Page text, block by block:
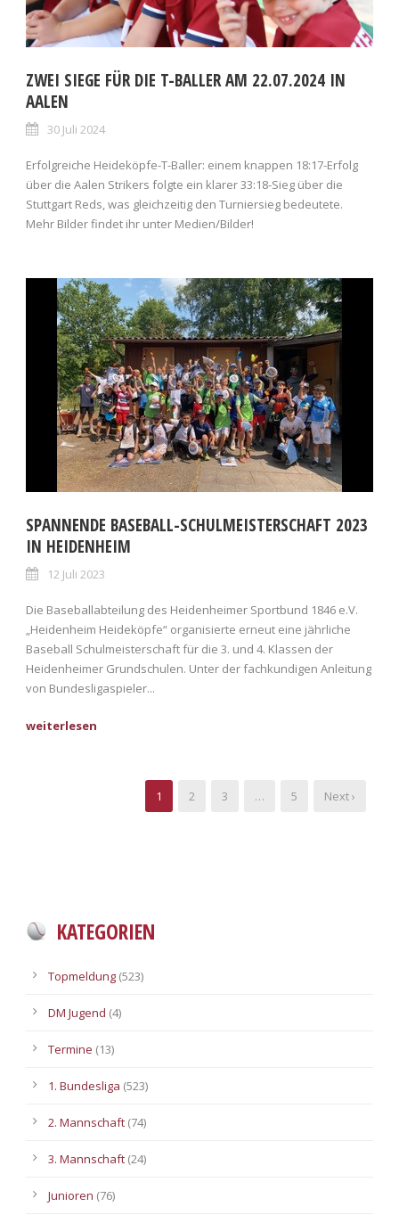
ZWEI SIEGE FÜR DIE T-BALLER AM 22.07.2024 IN
AALEN
30 Juli 2024
Erfolgreiche Heideköpfe-T-Baller: einem knappen 18:17-Erfolg
über die Aalen Strikers folgte ein klarer 33:18-Sieg über die
Stuttgart Reds, was gleichzeitig den Turniersieg bedeutete.
Mehr Bilder findet ihr unter Medien/Bilder!
SPANNENDE BASEBALL-SCHULMEISTERSCHAFT 2023
IN HEIDENHEIM
12 Juli 2023
Die Baseballabteilung des Heidenheimer Sportbund 1846 e.V.
„Heidenheim Heideköpfe“ organisierte erneut eine jährliche
Baseball Schulmeisterschaft für die 3. und 4. Klassen der
Heidenheimer Grundschulen. Unter der fachkundigen Anleitung
von Bundesligaspieler...
1 2 3 … 5 Next ›
KATEGORIEN
Topmeldung (523)
DM Jugend (4)
Termine (13)
1. Bundesliga (523)
2. Mannschaft (74)
3. Mannschaft (24)
Junioren (76)